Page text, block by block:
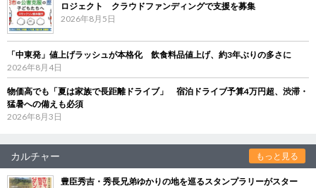
ロジェクト クラウドファンディングで支援を募集
2026年8月5日
「中東発」値上げラッシュが本格化 飲食料品値上げ、約3年ぶりの多さに
2026年8月4日
物価高でも「夏は家族で長距離ドライブ」 宿泊ドライブ予算4万円超、渋滞・
猛暑への備えも必須
2026年8月3日
カルチャー もっと見る
豊臣秀吉・秀長兄弟ゆかりの地を巡るスタンプラリーがスター